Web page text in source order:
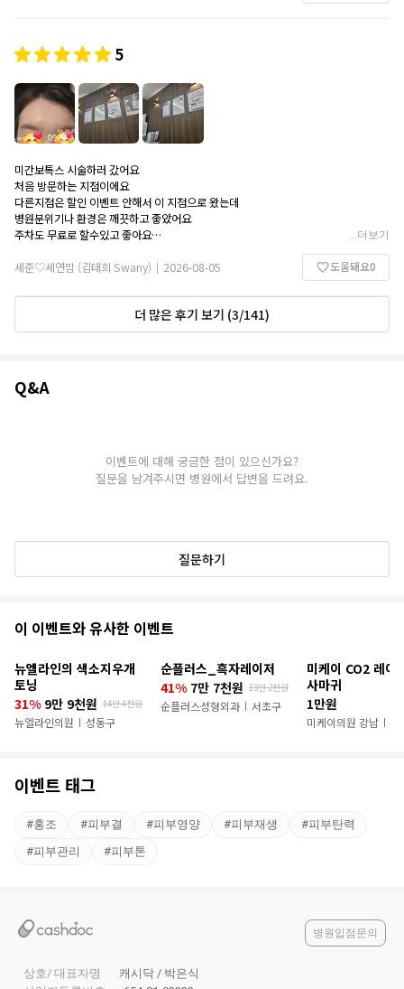
5
미간보톡스 시술하러 갔어요
처음 방문하는 지점이에요
다른지점은 할인 이벤트 안해서 이 지점으로 왔는데
병원분위기나 환경은 깨끗하고 좋았어요
주차도 무료로 할수있고 좋아요
...더보기
세준♡세연맘 (김태희 Swany) 2026-08-05 도움돼요0
더 많은 후기 보기 (3/141)
Q&A
이벤트에 대해 궁금한 점이 있으신가요?
질문을 남겨주시면 병원에서 답변을 드려요.
질문하기
추
이
벤
이 이벤트와 유사한 이벤트
뉴엘라인의 색소지우개
토닝
31% 9만 9천원 14만 4천원
뉴엘라인의원 | 성동구
순플러스_흑자레이저
41% 7만 7천원 13만 2천원
순플러스성형외과 | 서초구
미케이 CO2 레이
사마귀
1만원
미케이의원 강남 |
이벤트 태그
#홍조 #피부결 #피부영양 #피부재생 #피부탄력
#피부관리 #피부톤
병원입점문의
상호/ 대표자명
캐시닥 / 박은식